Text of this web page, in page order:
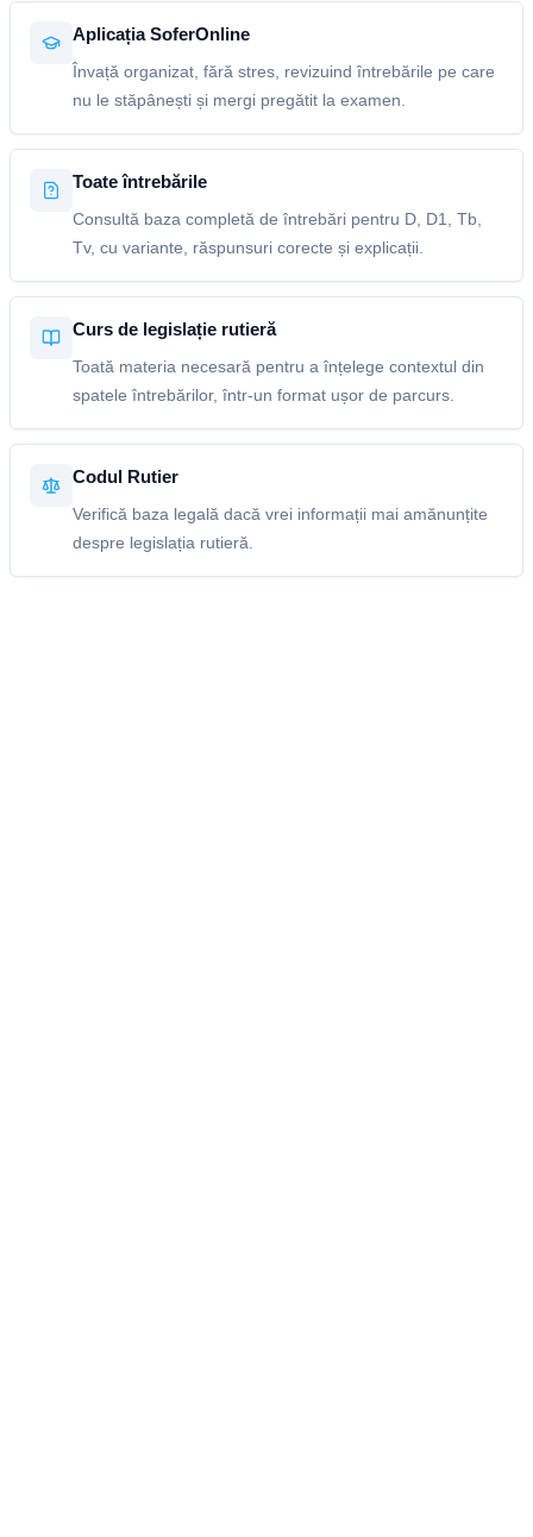
Aplicația SoferOnline
Învață organizat, fără stres, revizuind întrebările pe care
nu le stăpânești și mergi pregătit la examen.
Toate întrebările
Consultă baza completă de întrebări pentru D, D1, Tb,
Tv, cu variante, răspunsuri corecte și explicații.
Curs de legislație rutieră
Toată materia necesară pentru a înțelege contextul din
spatele întrebărilor, într-un format ușor de parcurs.
Codul Rutier
Verifică baza legală dacă vrei informații mai amănunțite
despre legislația rutieră.